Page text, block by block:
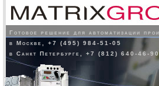
Готовое решение для автоматизации
в Москве, +7 (495) 984-51-05
в Санкт Петербурге, +7 (812) 640-46-90